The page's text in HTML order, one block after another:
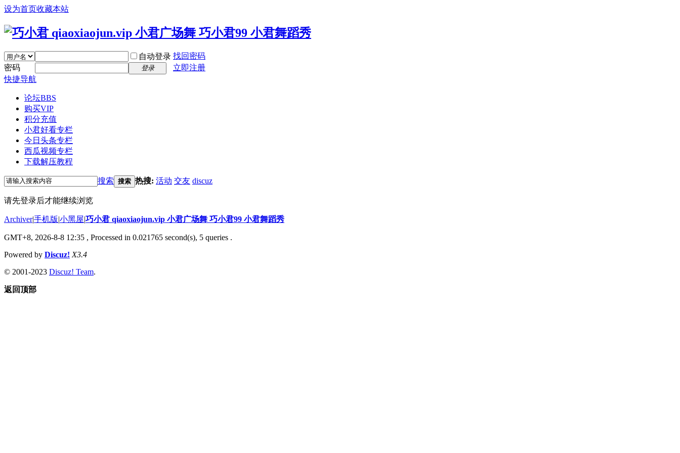
设为首页收藏本站
自动登录 找回密码
密码
登录
立即注册
快捷导航
论坛BBS
购买VIP
积分充值
小君好看专栏
今日头条专栏
西瓜视频专栏
下载解压教程
搜索 搜索 热搜: 活动 交友 discuz
请先登录后才能继续浏览
Archiver|手机版|小黑屋|巧小君 qiaoxiaojun.vip 小君广场舞 巧小君99 小君舞蹈秀
GMT+8, 2026-8-8 12:35 , Processed in 0.021765 second(s), 5 queries .
Powered by Discuz! X3.4
© 2001-2023 Discuz! Team.
返回顶部